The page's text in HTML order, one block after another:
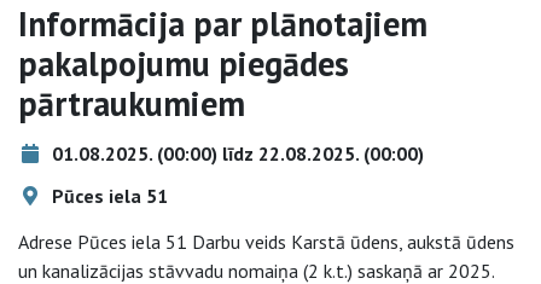
Informācija par plānotajiem
pakalpojumu piegādes
pārtraukumiem
01.08.2025. (00:00) līdz 22.08.2025. (00:00)
Pūces iela 51
Adrese Pūces iela 51 Darbu veids Karstā ūdens, aukstā ūdens
un kanalizācijas stāvvadu nomaiņa (2 k.t.) saskaņā ar 2025.